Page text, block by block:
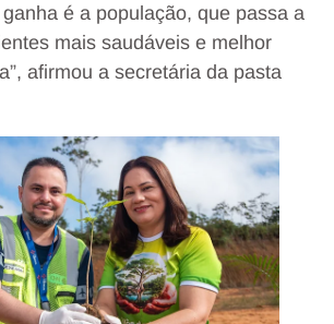
é a população, que passa a
mais saudáveis e melhor
afirmou a secretária da pasta